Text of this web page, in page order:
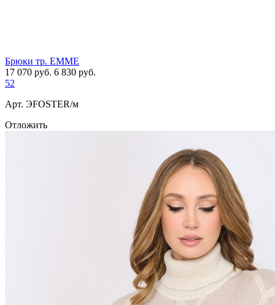
Брюки тр. EMME
17 070 руб. 6 830 руб.
52
Арт. ЭFOSTER/м
Отложить